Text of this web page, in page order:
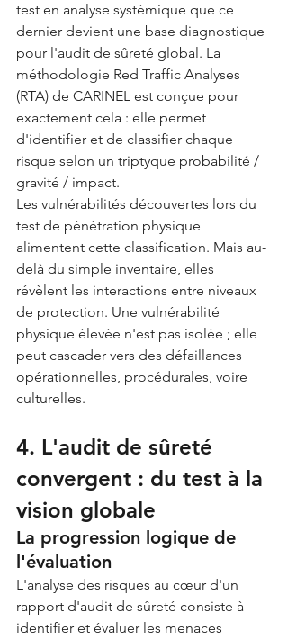
test en analyse systémique que ce
dernier devient une base diagnostique
pour l'audit de sûreté global. La
méthodologie Red Traffic Analyses
(RTA) de CARINEL est conçue pour
exactement cela : elle permet
d'identifier et de classifier chaque
risque selon un triptyque probabilité /
gravité / impact.
Les vulnérabilités découvertes lors du
test de pénétration physique
alimentent cette classification. Mais au-
delà du simple inventaire, elles
révèlent les interactions entre niveaux
de protection. Une vulnérabilité
physique élevée n'est pas isolée ; elle
peut cascader vers des défaillances
opérationnelles, procédurales, voire
culturelles.
4. L'audit de sûreté
convergent : du test à la
vision globale
La progression logique de
l'évaluation
L'analyse des risques au cœur d'un
rapport d'audit de sûreté consiste à
identifier et évaluer les menaces